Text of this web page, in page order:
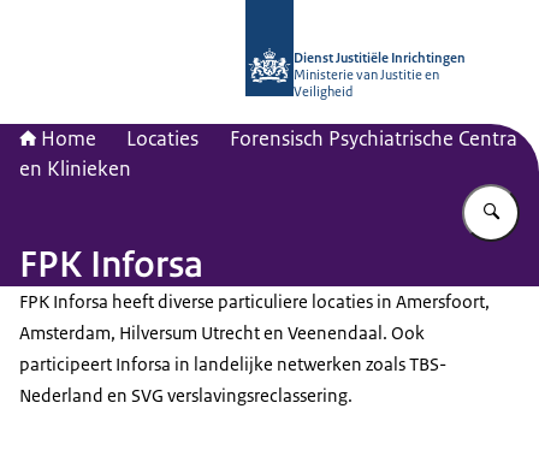
Dienst Justitiële Inrichtingen
Ministerie van Justitie en
Veiligheid
Home Locaties
Forensisch Psychiatrische Centra
en Klinieken
FPK Inforsa
FPK Inforsa heeft diverse particuliere locaties in Amersfoort,
Amsterdam, Hilversum Utrecht en Veenendaal. Ook
participeert Inforsa in landelijke netwerken zoals TBS-
Nederland en SVG verslavingsreclassering.